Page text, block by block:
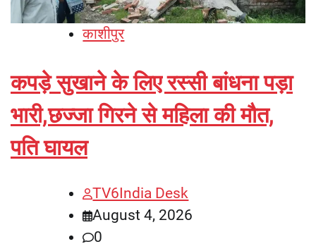
काशीपुर
कपड़े सुखाने के लिए रस्सी बांधना पड़ा
भारी,छज्जा गिरने से महिला की मौत,
पति घायल
TV6India Desk
August 4, 2026
0